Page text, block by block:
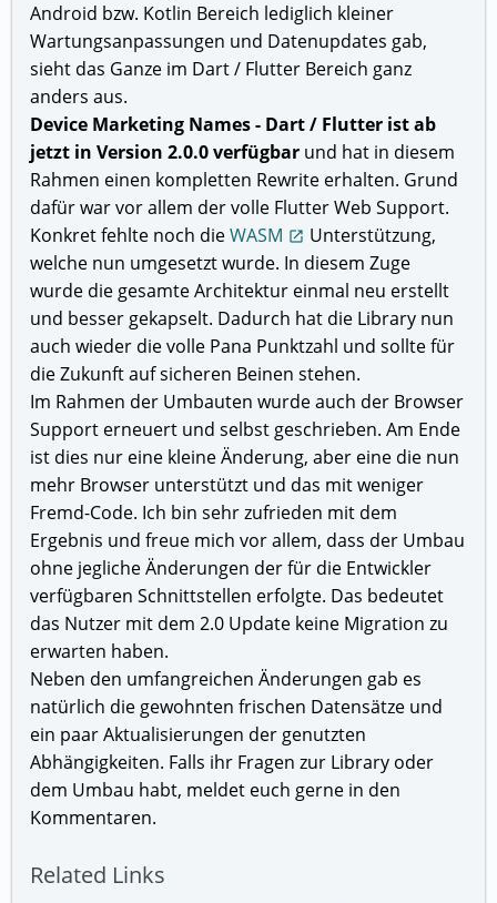
Android bzw. Kotlin Bereich lediglich kleiner
Wartungsanpassungen und Datenupdates gab,
sieht das Ganze im Dart / Flutter Bereich ganz
anders aus.
Device Marketing Names - Dart / Flutter ist ab
jetzt in Version 2.0.0 verfügbar und hat in diesem
Rahmen einen kompletten Rewrite erhalten. Grund
dafür war vor allem der volle Flutter Web Support.
Konkret fehlte noch dieWASM open_in_new Unterstützung,
welche nun umgesetzt wurde. In diesem Zuge
wurde die gesamte Architektur einmal neu erstellt
und besser gekapselt. Dadurch hat die Library nun
auch wieder die volle Pana Punktzahl und sollte für
die Zukunft auf sicheren Beinen stehen.
Im Rahmen der Umbauten wurde auch der Browser
Support erneuert und selbst geschrieben. Am Ende
ist dies nur eine kleine Änderung, aber eine die nun
mehr Browser unterstützt und das mit weniger
Fremd-Code. Ich bin sehr zufrieden mit dem
Ergebnis und freue mich vor allem, dass der Umbau
ohne jegliche Änderungen der für die Entwickler
verfügbaren Schnittstellen erfolgte. Das bedeutet
das Nutzer mit dem 2.0 Update keine Migration zu
erwarten haben.
Neben den umfangreichen Änderungen gab es
natürlich die gewohnten frischen Datensätze und
ein paar Aktualisierungen der genutzten
Abhängigkeiten. Falls ihr Fragen zur Library oder
dem Umbau habt, meldet euch gerne in den
Kommentaren.
Related Links